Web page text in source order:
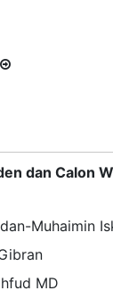
dan Calon
Muhaimin
MD